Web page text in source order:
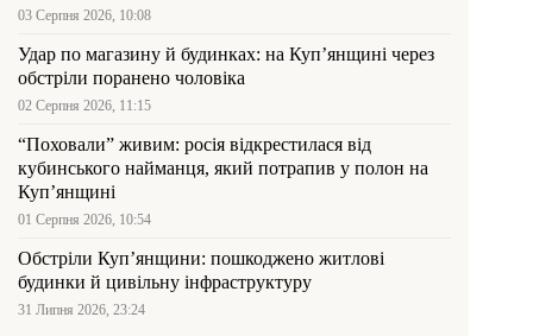
03 Серпня 2026, 10:08
Удар по магазину й будинках: на Куп’янщині через
обстріли поранено чоловіка
02 Серпня 2026, 11:15
“Поховали” живим: росія відкрестилася від
кубинського найманця, який потрапив у полон на
Куп’янщині
01 Серпня 2026, 10:54
Обстріли Куп’янщини: пошкоджено житлові
будинки й цивільну інфраструктуру
31 Липня 2026, 23:24